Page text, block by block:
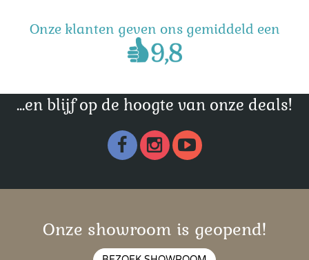
Onze klanten geven ons gemiddeld een
...en blijf op de hoogte van onze deals!
Onze showroom is geopend!